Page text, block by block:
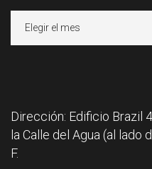
Dirección: Edificio Brazil
la Calle del Agua (al lado
F.